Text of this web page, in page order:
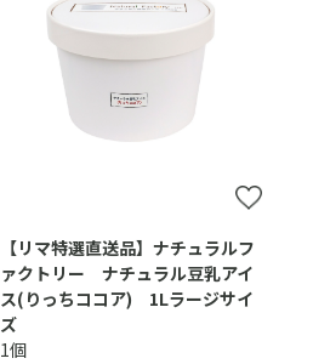
【リマ特選直送品】ナチュラルフ
ァクトリー ナチュラル豆乳アイ
ス(りっちココア) 1Lラージサイ
ズ
1個